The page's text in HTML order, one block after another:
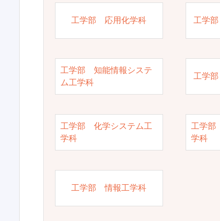
工学部 応用化学科 工学
工学部 知能情報システ
ム工学科
工学
工学部 化学システム工
学科
工学部
学科
工学部 情報工学科